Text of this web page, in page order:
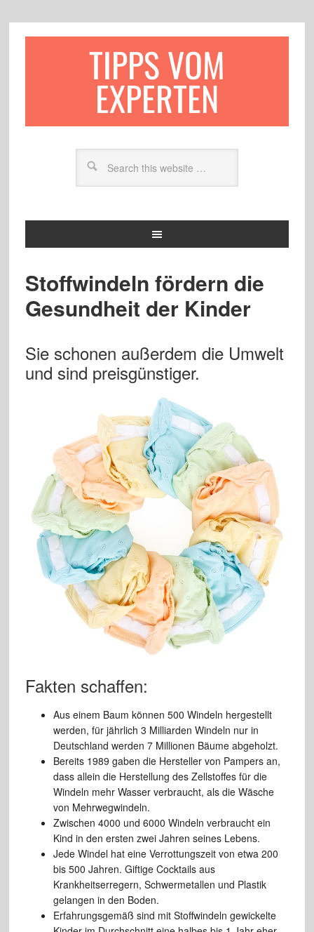
TIPPS VOM
EXPERTEN
Stoffwindeln fördern die
Gesundheit der Kinder
Sie schonen außerdem die Umwelt
und sind preisgünstiger.
Fakten schaffen:
Aus einem Baum können 500 Windeln hergestellt
werden, für jährlich 3 Milliarden Windeln nur in
Deutschland werden 7 Millionen Bäume abgeholzt.
Bereits 1989 gaben die Hersteller von Pampers an,
dass allein die Herstellung des Zellstoffes für die
Windeln mehr Wasser verbraucht, als die Wäsche
von Mehrwegwindeln.
Zwischen 4000 und 6000 Windeln verbraucht ein
Kind in den ersten zwei Jahren seines Lebens.
Jede Windel hat eine Verrottungszeit von etwa 200
bis 500 Jahren. Giftige Cocktails aus
Krankheitserregern, Schwermetallen und Plastik
gelangen in den Boden.
Erfahrungsgemäß sind mit Stoffwindeln gewickelte